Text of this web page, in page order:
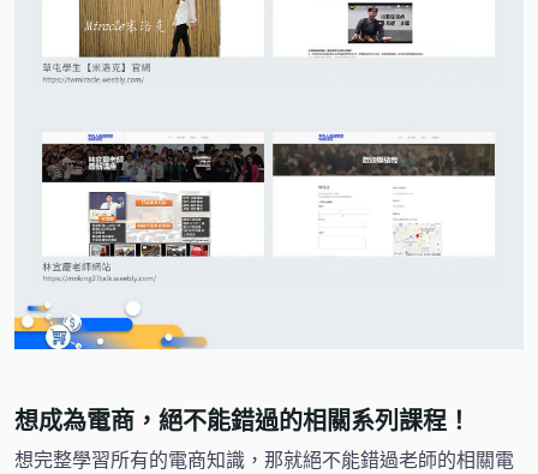
想成為電商，絕不能錯過的相關系列課程！
想完整學習所有的電商知識，那就絕不能錯過老師的相關電